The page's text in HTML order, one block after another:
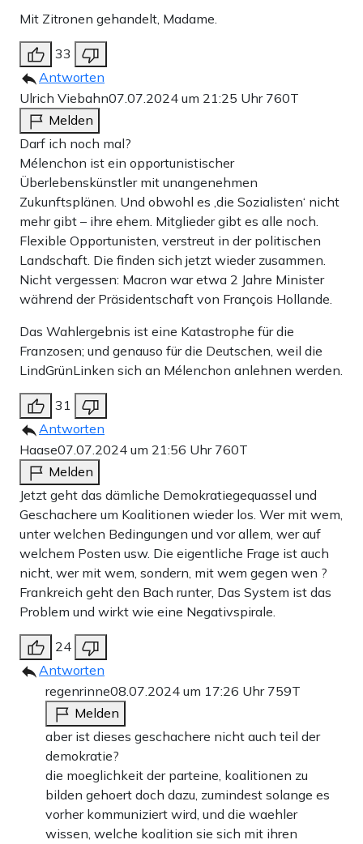
Mit Zitronen gehandelt, Madame.
33
Antworten
Ulrich Viebahn07.07.2024 um 21:25 Uhr 760T
Melden
Darf ich noch mal?
Mélenchon ist ein opportunistischer
Überlebenskünstler mit unangenehmen
Zukunftsplänen. Und obwohl es ‚die Sozialisten‘ nicht
mehr gibt – ihre ehem. Mitglieder gibt es alle noch.
Flexible Opportunisten, verstreut in der politischen
Landschaft. Die finden sich jetzt wieder zusammen.
Nicht vergessen: Macron war etwa 2 Jahre Minister
während der Präsidentschaft von François Hollande.
Das Wahlergebnis ist eine Katastrophe für die
Franzosen; und genauso für die Deutschen, weil die
LindGrünLinken sich an Mélenchon anlehnen werden.
31
Antworten
Haase07.07.2024 um 21:56 Uhr 760T
Melden
Jetzt geht das dämliche Demokratiegequassel und
Geschachere um Koalitionen wieder los. Wer mit wem,
unter welchen Bedingungen und vor allem, wer auf
welchem Posten usw. Die eigentliche Frage ist auch
nicht, wer mit wem, sondern, mit wem gegen wen ?
Frankreich geht den Bach runter, Das System ist das
Problem und wirkt wie eine Negativspirale.
24
Antworten
regenrinne08.07.2024 um 17:26 Uhr 759T
Melden
aber ist dieses geschachere nicht auch teil der
demokratie?
die moeglichkeit der parteine, koalitionen zu
bilden gehoert doch dazu, zumindest solange es
vorher kommuniziert wird, und die waehler
wissen, welche koalition sie sich mit ihren